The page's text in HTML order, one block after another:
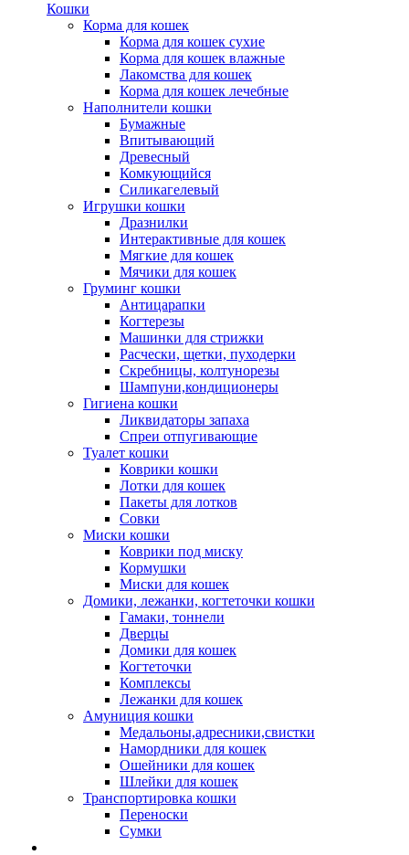
Кошки
Корма для кошек
Корма для кошек сухие
Корма для кошек влажные
Лакомства для кошек
Корма для кошек лечебные
Наполнители кошки
Бумажные
Впитывающий
Древесный
Комкующийся
Силикагелевый
Игрушки кошки
Дразнилки
Интерактивные для кошек
Мягкие для кошек
Мячики для кошек
Груминг кошки
Антицарапки
Когтерезы
Машинки для стрижки
Расчески, щетки, пуходерки
Скребницы, колтунорезы
Шампуни,кондиционеры
Гигиена кошки
Ликвидаторы запаха
Спреи отпугивающие
Туалет кошки
Коврики кошки
Лотки для кошек
Пакеты для лотков
Совки
Миски кошки
Коврики под миску
Кормушки
Миски для кошек
Домики, лежанки, когтеточки кошки
Гамаки, тоннели
Дверцы
Домики для кошек
Когтеточки
Комплексы
Лежанки для кошек
Амуниция кошки
Медальоны,адресники,свистки
Намордники для кошек
Ошейники для кошек
Шлейки для кошек
Транспортировка кошки
Переноски
Сумки